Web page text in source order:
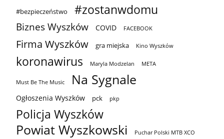
#bezpieczeństwo #zostanwdomu
Biznes Wyszków COVID FACEBOOK
Firma Wyszków gra miejska Kino Wyszków
koronawirus Maryla Modzelan META
Must Be The Music Na Sygnale
Ogłoszenia Wyszków pck pkp
Policja Wyszków
Powiat Wyszkowski Puchar Polski MTB XCO